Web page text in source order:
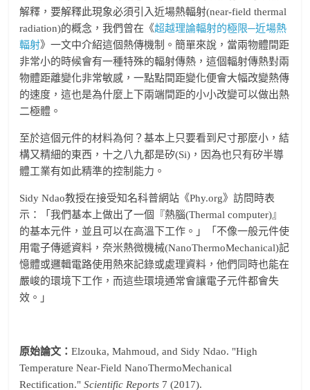
解釋，要解釋此現象必須引入近場熱輻射(near-field thermal
radiation)的概念，我們曾在《超越理論輻射的極限─近場熱
輻射》一文中介紹這個熱傳機制。簡單來說，當兩物體間距
非常小的時候會有一種特殊的輻射傳熱，這個輻射傳熱對兩
物體距離變化非常敏感，一點點間距變化便會大幅改變熱傳
的速度，這也是為什麼上下兩端間距的小小改變可以做出熱
二極體。
至於這個元件的材料為何？基本上只要看到尺寸那麼小，結
構又精細的東西，十之八九都是矽(Si)，因為也只有矽半導
體工業有如此精準的控制能力。
Sidy Ndao教授在接受知名科普網站《Phy.org》訪問時表
示：「我們基本上做出了一個『熱腦(Thermal computer)』
的基本元件，並且可以在高溫下工作。」「不像一般元件使
用電子傳遞資料，奈米熱微機械(NanoThermoMechanical)記
憶體或邏輯電路使用熱來記錄或處理資料，他們同時也能在
嚴峻的環境下工作，而這些環境通常會讓電子元件都會失
效。」
原始論文：Elzouka, Mahmoud, and Sidy Ndao. "High
Temperature Near-Field NanoThermoMechanical
Rectification."Scientific Reports 7 (2017).